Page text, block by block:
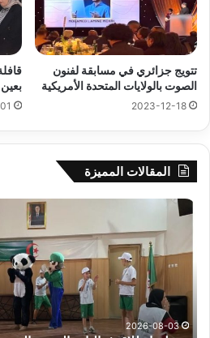
تتويج جزائري في مسابقة لفنون
الصوت بالولايات المتحدة الأمريكية
2023-12-18
المقالات المميزة
جيجل:
المخيم
لفائدة
الأطفال
المصابين
2026-08-03